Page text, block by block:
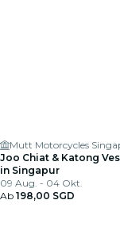
Mutt Motorcycles
Joo Chiat & Katong
in Singapur
09 Aug. - 04 Okt.
Ab 198,00 SGD